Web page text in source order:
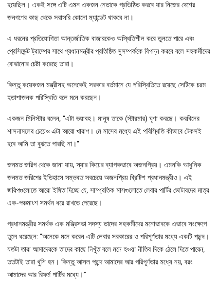
হয়েছিল। একই সঙ্গে এটি এমন একজন নেতাকে প্রতিষ্ঠিত করবে যার নিজের দেশের
জনগণের কাছ থেকে সরাসরি কোনো ম্যান্ডেট থাকবে না।
এ ধরনের প্রতিযোগিতা আন্তর্জাতিক বাজারকেও অস্থিতিশীল করে তুলতে পারে এবং
প্রেসিডেন্ট ট্রাম্পের সাথে প্রধানমন্ত্রীর প্রতিষ্ঠিত সুসম্পর্ককে বিপন্ন করবে বলে সহকর্মীদের
বোঝানোর চেষ্টা করেছে তারা।
কিন্তু কয়েকজন মন্ত্রীসহ অনেকেই সরকার বর্তমানে যে পরিস্থিতিতে রয়েছে সেটিকে চরম
হতাশাজনক পরিস্থিতি বলে মনে করছেন।
একজন মিনিস্টার বলেন, “এটা ভয়াবহ। মানুষ তাকে (স্টারমার) ঘৃণা করছে। করবিনের
শাসনামলের চেয়েও এটা আরো খারাপ। মে মাসের মধ্যে এই পরিস্থিতি কীভাবে টেকসই
হবে আমি তা বুঝতে পারছি না।”
জনমত জরিপ থেকে জানা যায়, স্যার কিয়ের ব্যাপকভাবে অজনপ্রিয়। এমনকি আধুনিক
জনমত জরিপের ইতিহাসে সম্ভবত সবচেয়ে অজনপ্রিয় ব্রিটিশ প্রধানমন্ত্রীও। এই
জরিপগুলোতে আরো ইঙ্গিত দিচ্ছে যে, সাম্প্রতিক মাসগুলোতে লেবার পার্টির ভোটারদের মাত্র
এক-পঞ্চমাংশ সমর্থন ধরে রাখতে পেরেছে।
প্রধানমন্ত্রীর সমর্থক এক মন্ত্রিসভা সদস্য তাদের সহকর্মীদের মনোভাবকে এভাবে সংক্ষেপে
তুলে ধরেছেন: “অনেকে মনে করেন এটি লেবার সরকারের ও পরিপূর্ণতার মধ্যে একটি পছন্দ।
যতটা তারা আমাদেরকে তাদের কাছে নিখুঁত বলে মনে হওয়া নীতির দিকে ঠেলে দিতে পারেন,
ততটাই তারা খুশি হন। কিন্তু আসল পছন্দ আমাদের আর পরিপূর্ণতার মধ্যে নয়, বরং
আমাদের আর রিফর্ম পার্টির মধ্যে।”